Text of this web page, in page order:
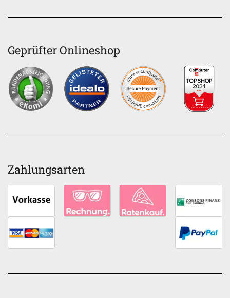
Geprüfter Onlineshop
Zahlungsarten